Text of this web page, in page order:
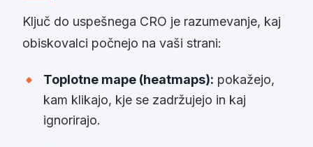
Ključ do uspešnega CRO je razumevanje, kaj
obiskovalci počnejo na vaši strani:
Toplotne mape (heatmaps): pokažejo,
kam klikajo, kje se zadržujejo in kaj
ignorirajo.